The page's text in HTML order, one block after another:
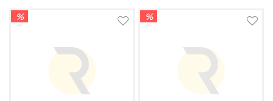
% %